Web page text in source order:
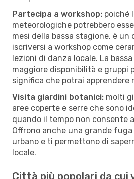
Partecipa a workshop: poiché
meteorologiche potrebbero
mesi della bassa stagione, è
iscriversi a workshop come
lezioni di danza locale. La
maggiore disponibilità e gruppi
significa che potrai apprendere
Visita giardini botanici: molti
aree coperte e serre che sono
quando il tempo non consente
Offrono anche una grande
urbano e ti permettono di
locale.
Città più popolari da cui